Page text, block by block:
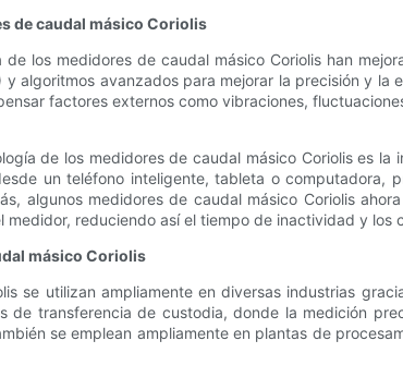
de caudal másico Coriolis
los medidores de caudal másico Coriolis han
y algoritmos avanzados para mejorar la precisión y
factores externos como vibraciones,
de los medidores de caudal másico Coriolis es
un teléfono inteligente, tableta o
algunos medidores de caudal másico Coriolis
reduciendo así el tiempo de inactividad y los
másico Coriolis
se utilizan ampliamente en diversas industrias
de transferencia de custodia, donde la medición
se emplean ampliamente en plantas de